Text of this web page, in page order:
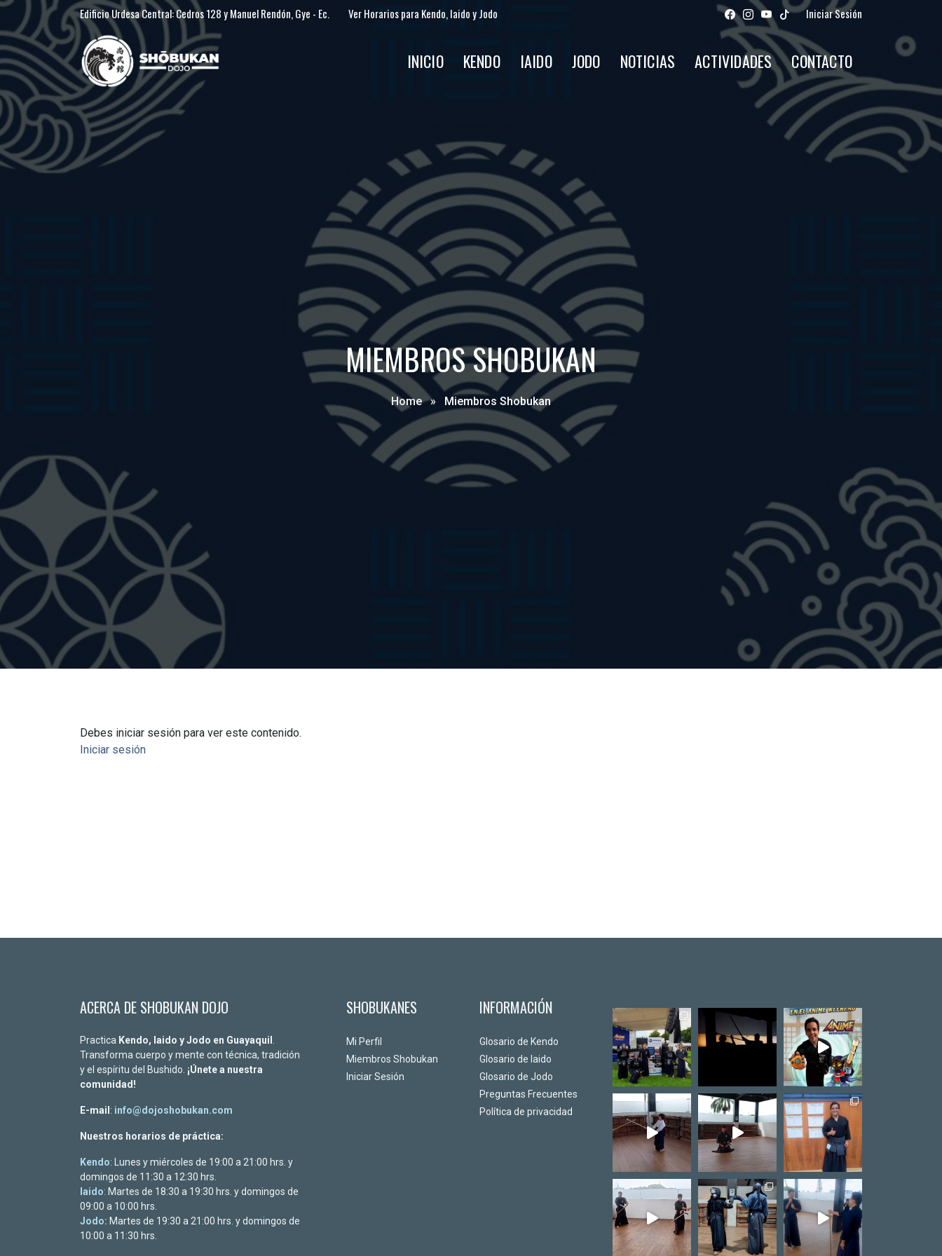
Edificio Urdesa Central: Cedros 128 y Manuel Rendón, Gye - Ec. Ver Horarios para Kendo, Iaido y Jodo Iniciar Sesión
INICIO KENDO IAIDO JODO NOTICIAS ACTIVIDADES CONTACTO
MIEMBROS SHOBUKAN
Home » Miembros Shobukan
Debes iniciar sesión para ver este contenido.
Iniciar sesión
ACERCA DE SHOBUKAN DOJO
Practica Kendo, Iaido y Jodo en Guayaquil
Transforma cuerpo y mente con técnica, tradición
y el espíritu del Bushido. ¡Únete a nuestra
comunidad!
E-mail : info@dojoshobukan.com
Nuestros horarios de práctica:
Kendo: Lunes y miércoles de 19:00 a 21:00 hrs. y
domingos de 11:30 a 12:30 hrs.
Iaido: Martes de 18:30 a 19:30 hrs. y domingos de
09:00 a 10:00 hrs.
Jodo: Martes de 19:30 a 21:00 hrs. y domingos de
10:00 a 11:30 hrs.
SHOBUKANES
Mi Perfil
Miembros Shobukan
Iniciar Sesión
INFORMACIÓN
Glosario de Kendo
Glosario de Iaido
Glosario de Jodo
Preguntas Frecuentes
Política de privacidad